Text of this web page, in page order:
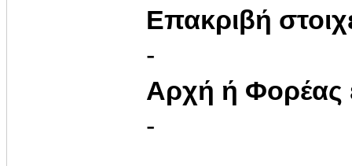
Επακριβή
-
Αρχή ή Φορέας
-